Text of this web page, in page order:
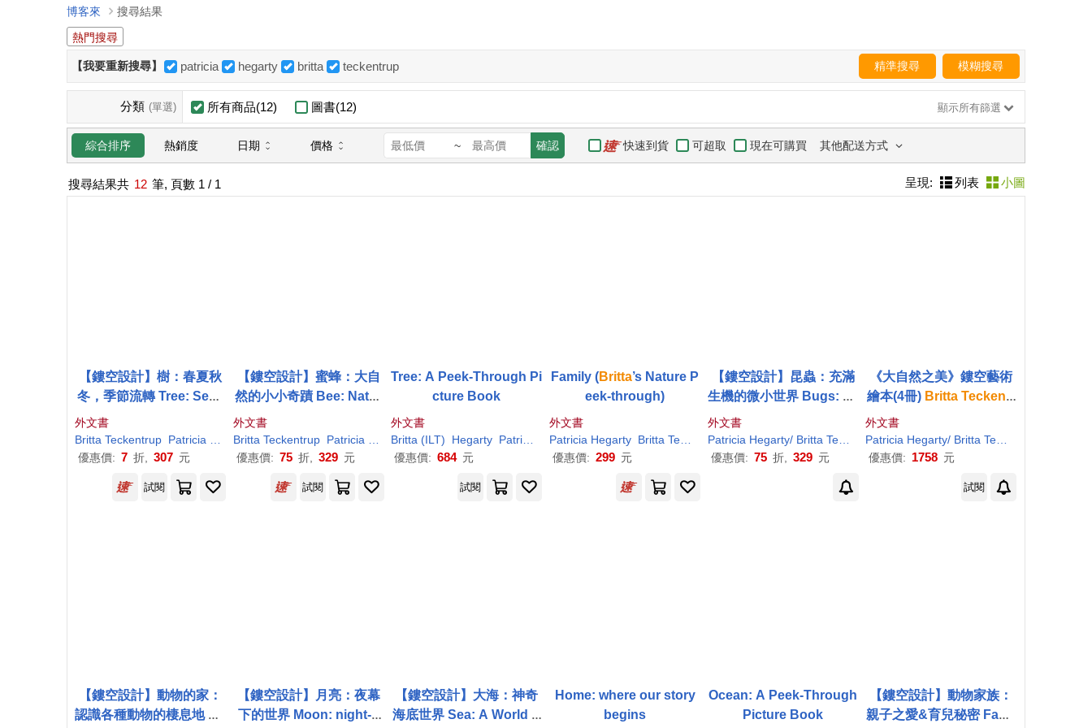
博客來
搜尋結果
熱門搜尋
【我要重新搜尋】 patricia hegarty britta teckentrup 精準搜尋 模糊搜尋
分類 (單選) 所有商品(12) 圖書(12) 顯示所有篩選
綜合排序 熱銷度 日期 價格 ~ 確認 快速到貨 可超取 現在可購買 其他配送方式
搜尋結果共 12 筆, 頁數 1 / 1 呈現: 列表 小圖
【鏤空設計】樹：春夏秋
冬，季節流轉 Tree: Seas
ons Come, Seasons Go
外文書
Britta Teckentrup Patricia
Hegarty
優惠價: 7 折, 307 元
【鏤空設計】蜜蜂：大自
然的小小奇蹟 Bee: Natur
e’s tiny miracle
外文書
Britta Teckentrup Patricia
Hegarty
優惠價: 75 折, 329 元
Tree: A Peek-Through Pi
cture Book
外文書
Britta (ILT) Hegarty Patricia
Teckentrup
優惠價: 684 元
Family (Britta’s Nature P
eek-through)
外文書
Patricia Hegarty Britta Teckentrup
優惠價: 299 元
【鏤空設計】昆蟲：充滿
生機的微小世界 Bugs: Ex
plore a Tiny World Full o
f Life
外文書
Patricia Hegarty/ Britta Teckentrup
(ILT)
優惠價: 75 折, 329 元
《大自然之美》鏤空藝術
繪本(4冊) Britta Teckentr
up 4 book pack (Moon,
Sea, Bee, Tree)
外文書
Patricia Hegarty/ Britta Teckentrup
優惠價: 1758 元
試閱 試閱 試閱 試閱
【鏤空設計】動物的家：
認識各種動物的棲息地 Ho
【鏤空設計】月亮：夜幕
下的世界 Moon: night-ti
【鏤空設計】大海：神奇
海底世界 Sea: A World B
Home: where our story
begins
Ocean: A Peek-Through
Picture Book
【鏤空設計】動物家族：
親子之愛&育兒秘密 Famil